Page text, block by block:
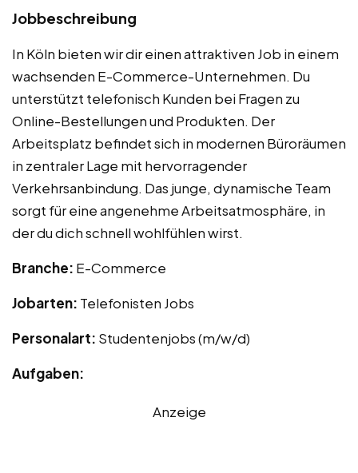
Jobbeschreibung
In Köln bieten wir dir einen attraktiven Job in einem
wachsenden E-Commerce-Unternehmen. Du
unterstützt telefonisch Kunden bei Fragen zu
Online-Bestellungen und Produkten. Der
Arbeitsplatz befindet sich in modernen Büroräumen
in zentraler Lage mit hervorragender
Verkehrsanbindung. Das junge, dynamische Team
sorgt für eine angenehme Arbeitsatmosphäre, in
der du dich schnell wohlfühlen wirst.
Branche: E-Commerce
Jobarten: Telefonisten Jobs
Personalart: Studentenjobs (m/w/d)
Aufgaben:
Anzeige